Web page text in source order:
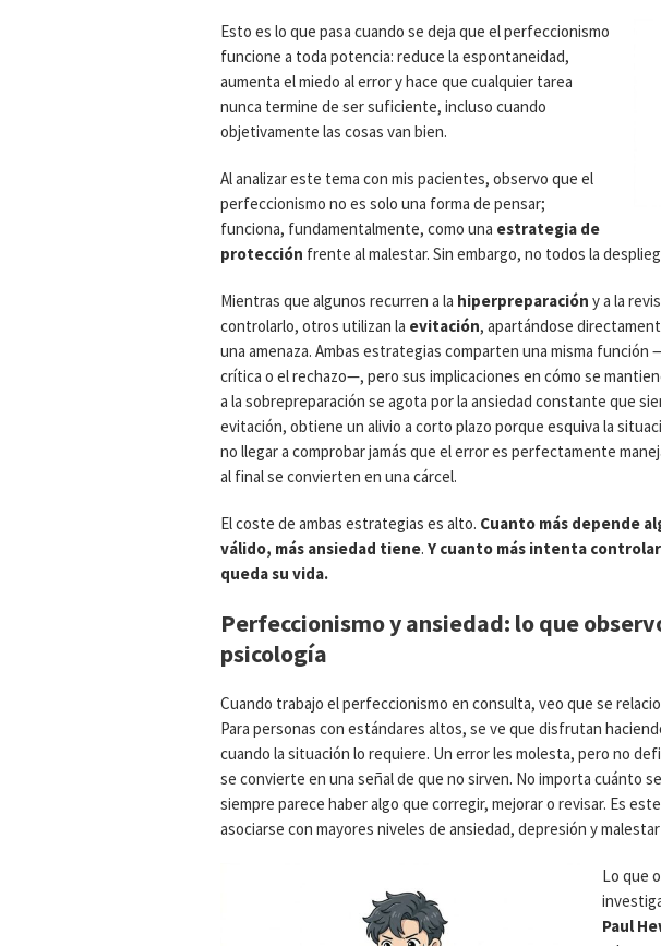
Esto es lo que pasa cuando se deja que el perfeccionismo
funcione a toda potencia: reduce la espontaneidad,
aumenta el miedo al error y hace que cualquier tarea
nunca termine de ser suficiente, incluso cuando
objetivamente las cosas van bien.
Al analizar este tema con mis pacientes, observo que el
perfeccionismo no es solo una forma de pensar;
funciona, fundamentalmente, como una estrategia de
protección frente al malestar. Sin embargo, no todos la
Mientras que algunos recurren a la hiperpreparación y a la
controlarlo, otros utilizan la evitación, apartándose
una amenaza. Ambas estrategias comparten una misma
crítica o el rechazo—, pero sus implicaciones en cómo se
a la sobrepreparación se agota por la ansiedad constante que
evitación, obtiene un alivio a corto plazo porque esquiva la
no llegar a comprobar jamás que el error es perfectamente
al final se convierten en una cárcel.
El coste de ambas estrategias es alto. Cuanto más depende
válido, más ansiedad tiene. Y cuanto más intenta
queda su vida.
Perfeccionismo y ansiedad: lo que
psicología
Cuando trabajo el perfeccionismo en consulta, veo que se
Para personas con estándares altos, se ve que disfrutan
cuando la situación lo requiere. Un error les molesta, pero no
se convierte en una señal de que no sirven. No importa cuánto
siempre parece haber algo que corregir, mejorar o revisar. Es
asociarse con mayores niveles de ansiedad, depresión y
Lo que
Paul